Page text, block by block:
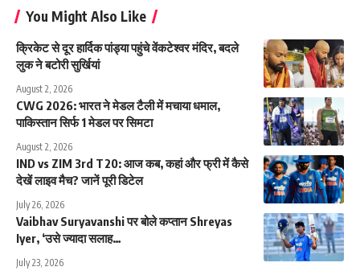
You Might Also Like
क्रिकेट से दूर हार्दिक पांड्या पहुंचे वेंकटेश्वर मंदिर, बदले
लुक ने बटोरी सुर्खियां
August 2, 2026
CWG 2026: भारत ने मेडल टैली में मचाया धमाल,
पाकिस्तान सिर्फ 1 मेडल पर सिमटा
August 2, 2026
IND vs ZIM 3rd T20: आज कब, कहां और फ्री में कैसे
देखें लाइव मैच? जानें पूरी डिटेल
July 26, 2026
Vaibhav Suryavanshi पर बोले कप्तान Shreyas
Iyer, ‘उसे ज्यादा सलाह…
July 23, 2026